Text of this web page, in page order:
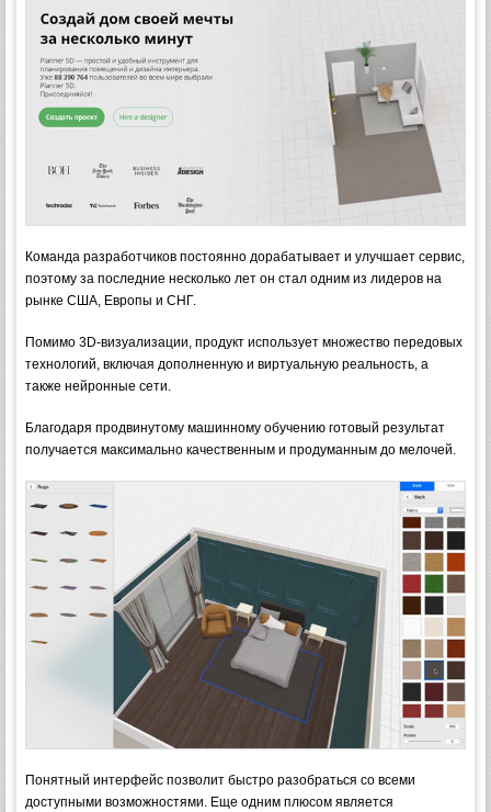
Команда разработчиков постоянно дорабатывает и улучшает сервис,
поэтому за последние несколько лет он стал одним из лидеров на
рынке США, Европы и СНГ.
Помимо 3D-визуализации, продукт использует множество передовых
технологий, включая дополненную и виртуальную реальность, а
также нейронные сети.
Благодаря продвинутому машинному обучению готовый результат
получается максимально качественным и продуманным до мелочей.
Понятный интерфейс позволит быстро разобраться со всеми
доступными возможностями. Еще одним плюсом является